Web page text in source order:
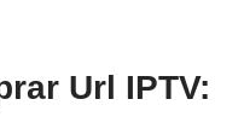
Url IPTV: